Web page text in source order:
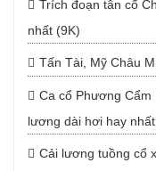
Trích đoạn tân cổ
nhất (9K)
Tấn Tài, Mỹ Châu
Ca cổ Phương Cẩm
lương dài hơi hay
Cải lương tuồng cổ